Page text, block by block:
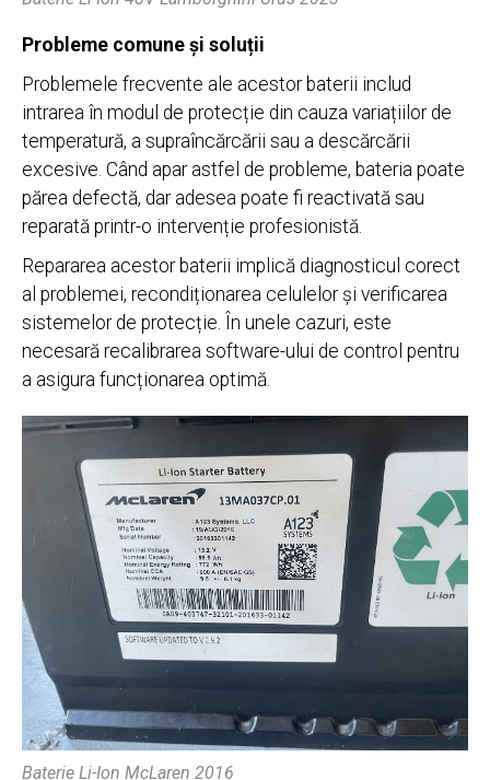
Probleme comune și soluții
Problemele frecvente ale acestor baterii includ
intrarea în modul de protecție din cauza variațiilor de
temperatură, a supraîncărcării sau a descărcării
excesive. Când apar astfel de probleme, bateria poate
părea defectă, dar adesea poate fi reactivată sau
reparată printr-o intervenție profesionistă.
Repararea acestor baterii implică diagnosticul corect
al problemei, recondiționarea celulelor și verificarea
sistemelor de protecție. În unele cazuri, este
necesară recalibrarea software-ului de control pentru
a asigura funcționarea optimă.
Baterie Li-Ion McLaren 2016